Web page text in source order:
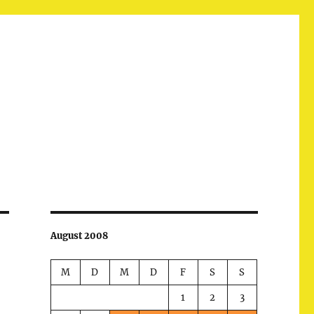
August 2008
M D M D F S S
1 2 3